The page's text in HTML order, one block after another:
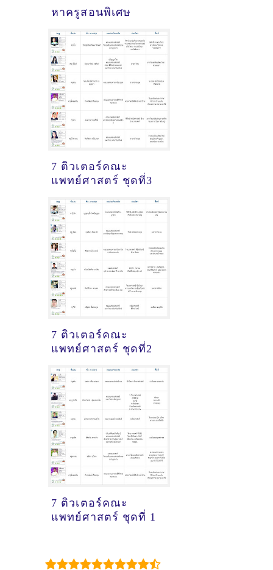
หาครูสอนพิเศษ
7 ติวเตอร์คณะ
แพทย์ศาสตร์ ชุดที่3
7 ติวเตอร์คณะ
แพทย์ศาสตร์ ชุดที่2
7 ติวเตอร์คณะ
แพทย์ศาสตร์ ชุดที่ 1